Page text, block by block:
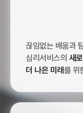
끊임없는 배움과
심리서비스의 새
더 나은 미래를 위